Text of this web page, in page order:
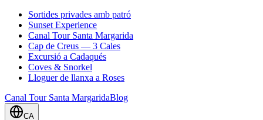
Sortides privades amb patró
Sunset Experience
Canal Tour Santa Margarida
Cap de Creus — 3 Cales
Excursió a Cadaqués
Coves & Snorkel
Lloguer de llanxa a Roses
Canal Tour Santa MargaridaBlog
CA